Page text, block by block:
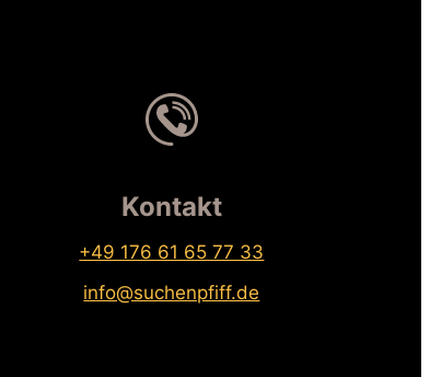
Kontakt
+49 176 61 65 77 33
info@suchenpfiff.de